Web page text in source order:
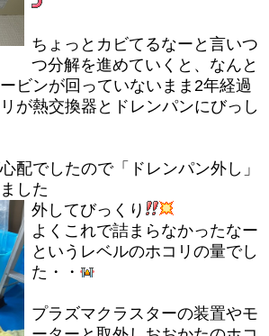
ちょっとカビてるなーと言いつ
つ分解を進めていくと、なんと
ビンが回っていないまま2年経過
が熱交換器とドレンパンにびっし
配でしたので「ドレンパン外し」
した
外してびっくり
よくこれで詰まらなかったなー
というレベルのホコリの量でし
た・・
プラズマクラスターの装置やモ